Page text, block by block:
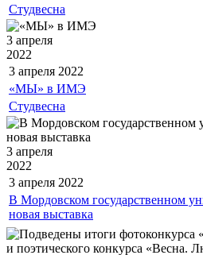
Студвесна
3 апреля
2022
3 апреля 2022
«МЫ» в ИМЭ
Студвесна
3 апреля
2022
3 апреля 2022
В Мордовском государственном
новая выставка